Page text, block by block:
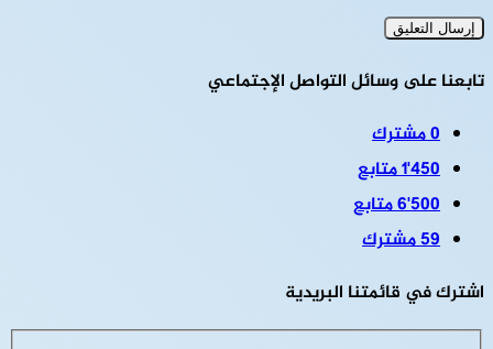
تابعنا على وسائل التواصل الإجتماعي
0مشترك
1٬450متابع
6٬500متابع
59مشترك
اشترك في قائمتنا البريدية